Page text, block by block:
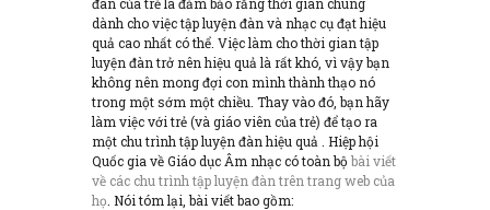
dành cho việc tập luyện đàn và nhạc cụ đạt hiệu
quả cao nhất có thể. Việc làm cho thời gian tập
luyện đàn trở nên hiệu quả là rất khó, vì vậy bạn
không nên mong đợi con mình thành thạo nó
trong một sớm một chiều. Thay vào đó, bạn hãy
làm việc với trẻ (và giáo viên của trẻ) để tạo ra
một chu trình tập luyện đàn hiệu quả . Hiệp hội
Quốc gia về Giáo dục Âm nhạc có toàn bộ bài viết
về các chu trình tập luyện đàn trên trang web của
họ . Nói tóm lại, bài viết bao gồm: